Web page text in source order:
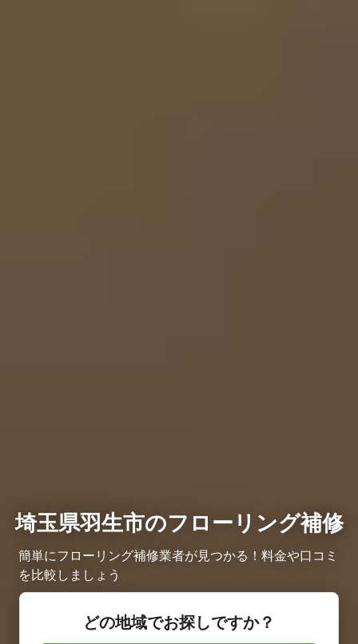
埼玉県羽生市のフローリング補修
簡単にフローリング補修業者が見つかる！料金や口コミ
を比較しましょう
どの地域でお探しですか？